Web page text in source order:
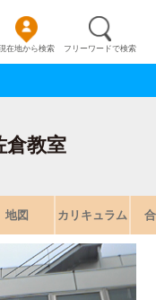
在地から検索 フリーワードで検索
教室
地図 カリキュラム